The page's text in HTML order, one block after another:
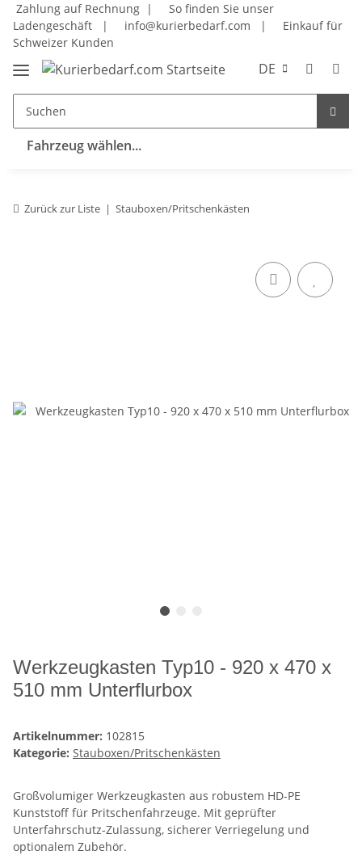
Zahlung auf Rechnung |
So finden Sie unser
Ladengeschäft
| info@kurierbedarf.com |
Einkauf für
Schweizer Kunden
DE
Fahrzeug wählen...
Zurück zur Liste Stauboxen/Pritschenkästen
Werkzeugkasten Typ10 - 920 x 470 x
510 mm Unterflurbox
Artikelnummer: 102815
Kategorie: Stauboxen/Pritschenkästen
Großvolumiger Werkzeugkasten aus robustem HD-PE
Kunststoff für Pritschenfahrzeuge. Mit geprüfter
Unterfahrschutz-Zulassung, sicherer Verriegelung und
optionalem Zubehör.